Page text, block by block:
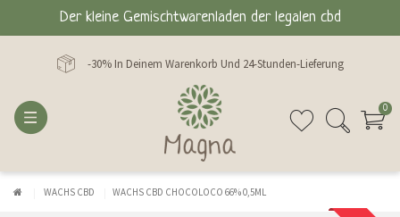
Der kleine Gemischtwarenladen der legalen cbd
-30% In Deinem Warenkorb Und 24-Stunden-Lieferung
0
WACHS CBD WACHS CBD CHOCOLOCO 66% 0,5ML